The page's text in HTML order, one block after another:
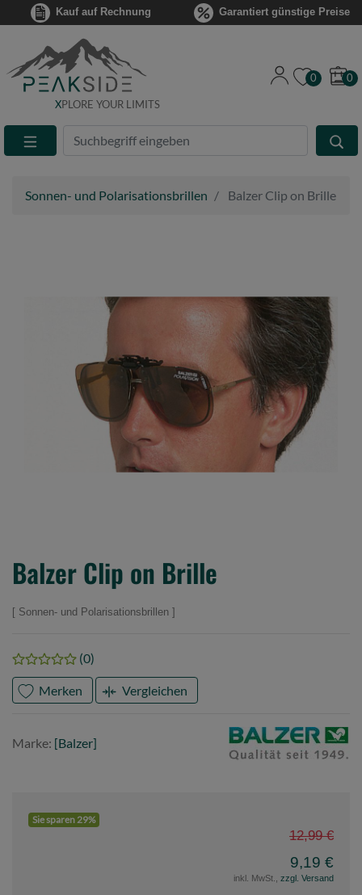
Kauf auf Rechnung Garantiert günstige Preise
XPLORE YOUR LIMITS
Suche
Eingabefeld
0 0
Sonnen- und Polarisationsbrillen Balzer Clip on Brille
Balzer Clip on Brille
Sonnen- und Polarisationsbrillen
(0)
Merken Vergleichen
Marke: [Balzer]
Balzer
Sie sparen 29%
12,99 €
9,19 €
inkl. MwSt., zzgl. Versand